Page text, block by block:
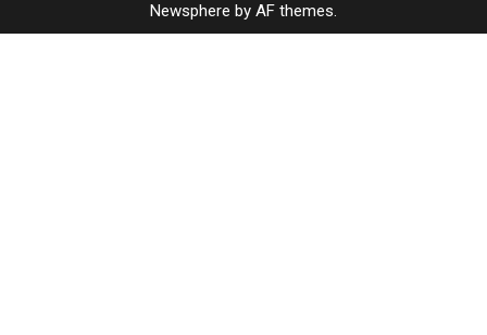
Newsphere by AF themes.